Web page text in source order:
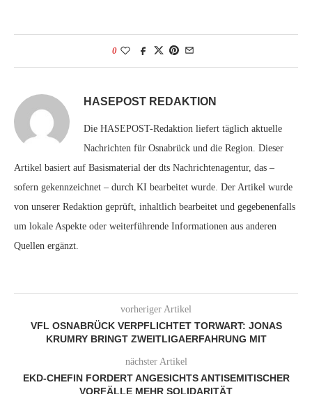
0
HASEPOST REDAKTION
Die HASEPOST-Redaktion liefert täglich aktuelle
Nachrichten für Osnabrück und die Region. Dieser
Artikel basiert auf Basismaterial der dts Nachrichtenagentur, das –
sofern gekennzeichnet – durch KI bearbeitet wurde. Der Artikel wurde
von unserer Redaktion geprüft, inhaltlich bearbeitet und gegebenenfalls
um lokale Aspekte oder weiterführende Informationen aus anderen
Quellen ergänzt.
vorheriger Artikel
VFL OSNABRÜCK VERPFLICHTET TORWART: JONAS
KRUMRY BRINGT ZWEITLIGAERFAHRUNG MIT
nächster Artikel
EKD-CHEFIN FORDERT ANGESICHTS ANTISEMITISCHER
VORFÄLLE MEHR SOLIDARITÄT